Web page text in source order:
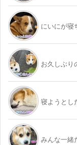
にいにが寝
お久しぶり
寝ようとし
みんな一緒